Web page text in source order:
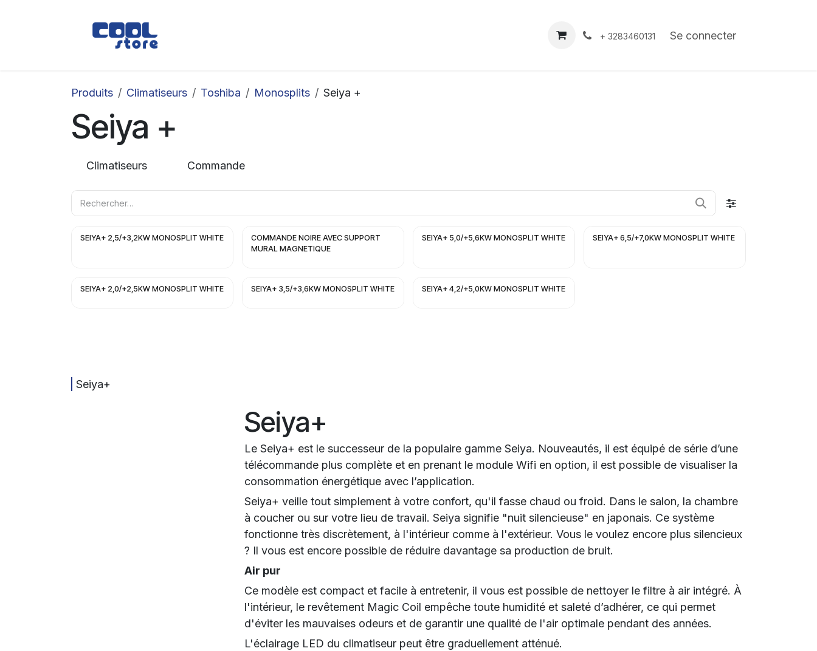
À propos Contact
+ 3283460131 Se connecter
Produits Climatiseurs Toshiba Monosplits Seiya +
Seiya +
Climatiseurs Commande
SEIYA+ 2,5/+3,2KW MONOSPLIT WHITE
COMMANDE NOIRE AVEC SUPPORT
MURAL MAGNETIQUE
SEIYA+ 5,0/+5,6KW MONOSPLIT WHITE SEIYA+ 6,5/+7,0KW MONOSPLIT WHITE
SEIYA+ 2,0/+2,5KW MONOSPLIT WHITE SEIYA+ 3,5/+3,6KW MONOSPLIT WHITE SEIYA+ 4,2/+5,0KW MONOSPLIT WHITE
Seiya+
Seiya+
Le Seiya+ est le successeur de la populaire gamme Seiya. Nouveautés, il est équipé de série d’une
télécommande plus complète et en prenant le module Wifi en option, il est possible de visualiser la
consommation énergétique avec l’application.
Seiya+ veille tout simplement à votre confort, qu'il fasse chaud ou froid. Dans le salon, la chambre
à coucher ou sur votre lieu de travail. Seiya signifie "nuit silencieuse" en japonais. Ce système
fonctionne très discrètement, à l'intérieur comme à l'extérieur. Vous le voulez encore plus silencieux
? Il vous est encore possible de réduire davantage sa production de bruit.
Air pur
Ce modèle est compact et facile à entretenir, il vous est possible de nettoyer le filtre à air intégré. À
l'intérieur, le revêtement Magic Coil empêche toute humidité et saleté d’adhérer, ce qui permet
d'éviter les mauvaises odeurs et de garantir une qualité de l'air optimale pendant des années.
L'éclairage LED du climatiseur peut être graduellement atténué.